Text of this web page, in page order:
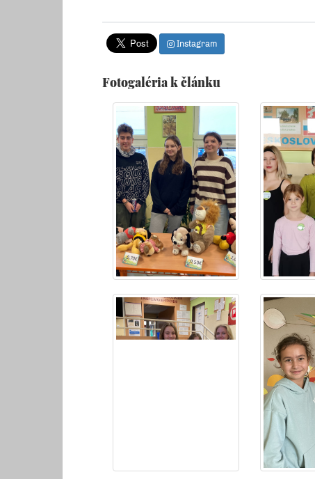
Instagram
Fotogaléria k článku